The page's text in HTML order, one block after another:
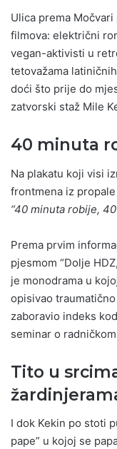
Ulica prema
filmova: električni
vegan-aktivisti u
tetovažama
doći što prije do
zatvorski staž Mile
40 minuta
Na plakatu koji visi
frontmena iz
“40 minuta robije,
Prema prvim
pjesmom “Dolje
je monodrama u
opisivao
zaboravio indeks
seminar o
Tito u
I dok Kekin po stoti
pape” u kojoj se